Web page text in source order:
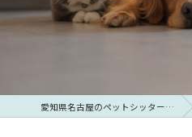
愛知県名古屋のペットシッターなら名古屋ペットシッターサービス